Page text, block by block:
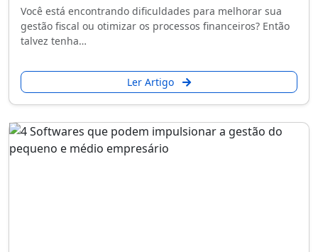
Você está encontrando dificuldades para melhorar sua
gestão fiscal ou otimizar os processos financeiros? Então
talvez tenha…
Ler Artigo